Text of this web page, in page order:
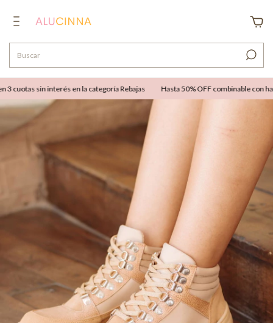
sin interés en la categoría Rebajas Hasta 50% OFF combinable con